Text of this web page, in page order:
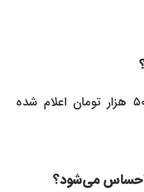
قیمت هر شانه تخم‌مرغ ۳۰ عددی، ۵۰۰ هزار تومان اعلام شده
احساس می‌شود؟